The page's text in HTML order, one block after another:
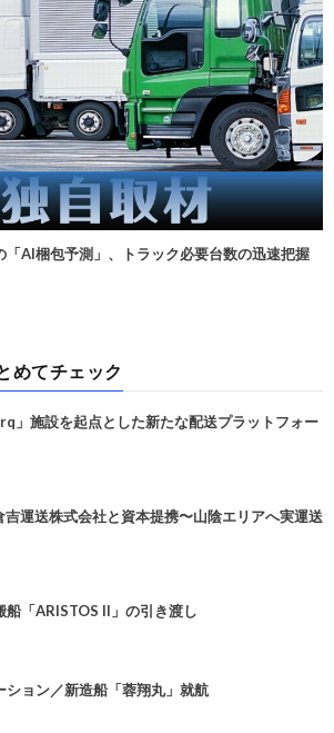
「AI梱包予測」、トラック必要台数の迅速把握
めてチェック
」施設を起点とした新たな配送プラットフォー
運送株式会社と資本提携〜山陰エリアへ実運送
船「ARISTOS II」の引き渡し
ション／新造船「蓉翔丸」就航